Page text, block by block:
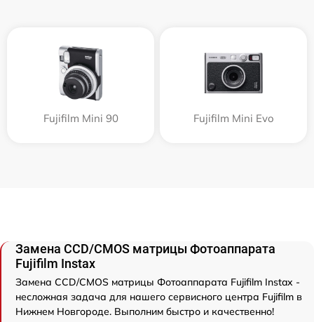
Fujifilm Mini 90 Fujifilm Mini Evo
Замена CCD/CMOS матрицы Фотоаппарата
Fujifilm Instax
Замена CCD/CMOS матрицы Фотоаппарата Fujifilm Instax -
несложная задача для нашего сервисного центра Fujifilm в
Нижнем Новгороде. Выполним быстро и качественно!